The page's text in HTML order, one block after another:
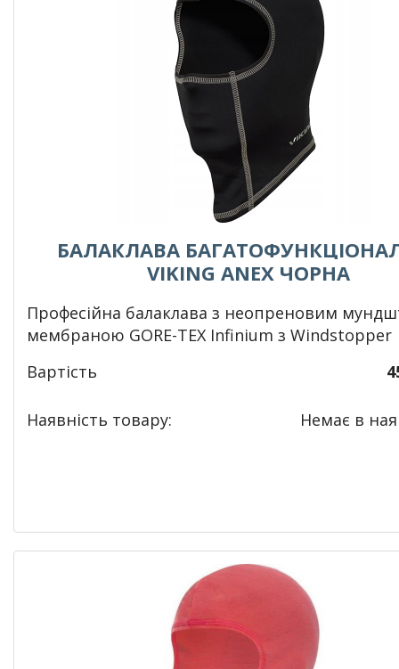
БАЛАКЛАВА
VIKING ANEX ЧОРНА
Професійна балаклава з неопреновим
мембраною GORE-TEX Infinium з Windstopper
Вартість
Наявність товару: Немає в